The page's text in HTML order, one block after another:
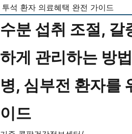
투석 환자 의료혜택 완전 가이드
수분 섭취 조절, 갈
하게 관리하는 방
병, 심부전 환자를
이드